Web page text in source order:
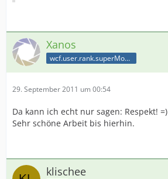
Xanos
wcf.user.rank.superModerator
29. September 2011 um 00:54
Da kann ich echt nur sagen: Respekt! =)
Sehr schöne Arbeit bis hierhin.
klischee